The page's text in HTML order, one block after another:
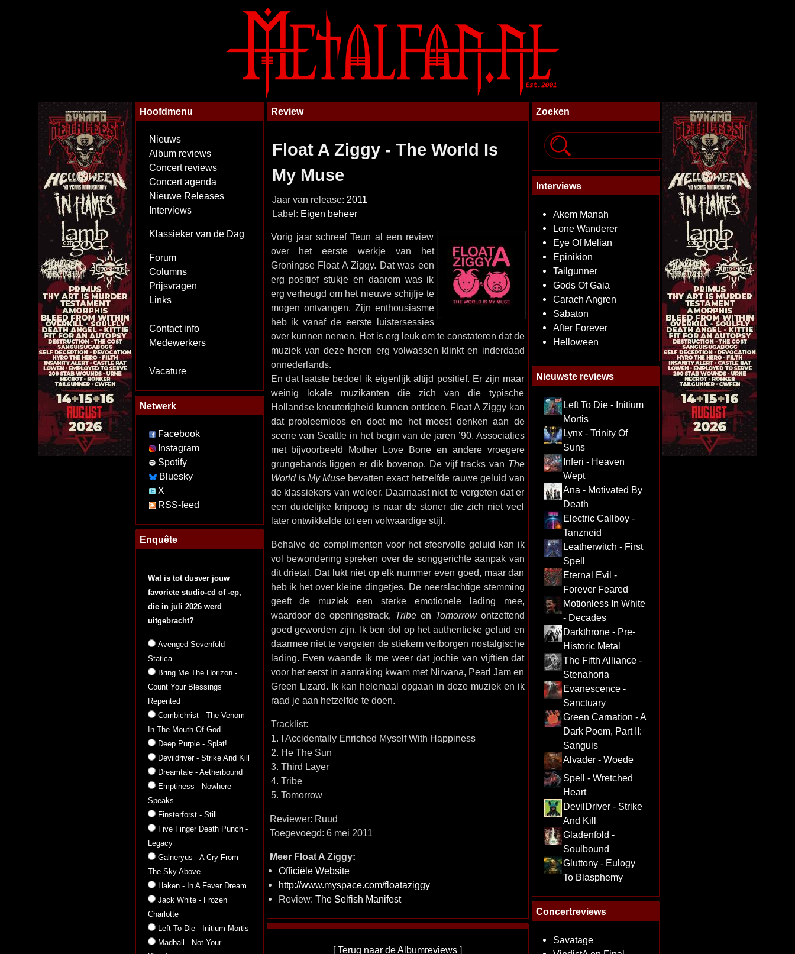
Hoofdmenu
Nieuws
Album reviews
Concert reviews
Concert agenda
Nieuwe Releases
Interviews
Klassieker van de Dag
Forum
Columns
Prijsvragen
Links
Contact info
Medewerkers
Vacature
Netwerk
Facebook
Instagram
Spotify
Bluesky
X
RSS-feed
Enquête
Wat is tot dusver jouw
favoriete studio-cd of -ep,
die in juli 2026 werd
uitgebracht?
Avenged Sevenfold -
Statica
Bring Me The Horizon -
Count Your Blessings
Repented
Combichrist - The Venom
In The Mouth Of God
Deep Purple - Splat!
Devildriver - Strike And Kill
Dreamtale - Aetherbound
Emptiness - Nowhere
Speaks
Finsterforst - Still
Five Finger Death Punch -
Legacy
Galneryus - A Cry From
The Sky Above
Haken - In A Fever Dream
Jack White - Frozen
Charlotte
Left To Die - Initium Mortis
Madball - Not Your
Review
Float A Ziggy - The World Is
My Muse
Jaar van release: 2011
Label: Eigen beheer
Vorig jaar schreef Teun al een review
over het eerste werkje van het
Groningse Float A Ziggy. Dat was een
erg positief stukje en daarom was ik
erg verheugd om het nieuwe schijfje te
mogen ontvangen. Zijn enthousiasme
heb ik vanaf de eerste luistersessies
over kunnen nemen. Het is erg leuk om te constateren dat de
muziek van deze heren erg volwassen klinkt en inderdaad
onnederlands.
En dat laatste bedoel ik eigenlijk altijd positief. Er zijn maar
weinig lokale muzikanten die zich van die typische
Hollandse kneuterigheid kunnen ontdoen. Float A Ziggy kan
dat probleemloos en doet me het meest denken aan de
scene van Seattle in het begin van de jaren ’90. Associaties
met bijvoorbeeld Mother Love Bone en andere vroegere
grungebands liggen er dik bovenop. De vijf tracks van The
World Is My Musebevatten exact hetzelfde rauwe geluid van
de klassiekers van weleer. Daarnaast niet te vergeten dat er
een duidelijke knipoog is naar de stoner die zich niet veel
later ontwikkelde tot een volwaardige stijl.
Behalve de complimenten voor het sfeervolle geluid kan ik
vol bewondering spreken over de songgerichte aanpak van
dit drietal. Dat lukt niet op elk nummer even goed, maar dan
heb ik het over kleine dingetjes. De neerslachtige stemming
geeft de muziek een sterke emotionele lading mee,
waardoor de openingstrack, Tribeen Tomorrowontzettend
goed geworden zijn. Ik ben dol op het authentieke geluid en
daarmee niet te vergeten de stiekem verborgen nostalgische
lading. Even waande ik me weer dat jochie van vijftien dat
voor het eerst in aanraking kwam met Nirvana, Pearl Jam en
Green Lizard. Ik kan helemaal opgaan in deze muziek en ik
raad je aan hetzelfde te doen.
Tracklist:
1. I Accidentally Enriched Myself With Happiness
2. He The Sun
3. Third Layer
4. Tribe
5. Tomorrow
Reviewer: Ruud
Toegevoegd: 6 mei 2011
Meer Float A Ziggy:
Officiële Website
http://www.myspace.com/floataziggy
Review: The Selfish Manifest
[Terug naar de Albumreviews ]
Zoeken
Interviews
Akem Manah
Lone Wanderer
Eye Of Melian
Epinikion
Tailgunner
Gods Of Gaia
Carach Angren
Sabaton
After Forever
Helloween
Nieuwste reviews
Left To Die - Initium
Mortis
Lynx - Trinity Of
Suns
Inferi - Heaven
Wept
Ana - Motivated By
Death
Electric Callboy -
Tanzneid
Leatherwitch - First
Spell
Eternal Evil -
Forever Feared
Motionless In White
- Decades
Darkthrone - Pre-
Historic Metal
The Fifth Alliance -
Stenahoria
Evanescence -
Sanctuary
Green Carnation - A
Dark Poem, Part II:
Sanguis
Alvader - Woede
Spell - Wretched
Heart
DevilDriver - Strike
And Kill
Gladenfold -
Soulbound
Gluttony - Eulogy
To Blasphemy
Concertreviews
Savatage